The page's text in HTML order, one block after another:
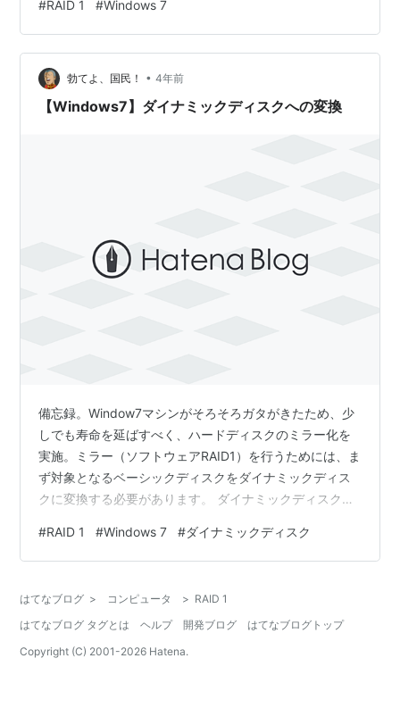
はベーシックディスク。ミラー元ディスクととミラー先
ディスクは、同メーカーで同容量のものを使用したほう
がいいです。 【Amazon.co.jp限定】Seagate
BarraCuda 3.5" 8TB 内蔵ハー…
#RAID 1 #Windows 7
勃てよ、国民！ • 4年前
【Windows7】ダイナミックディスクへの変換
備忘録。Window7マシンがそろそろガタがきたため、少
しでも寿命を延ばすべく、ハードディスクのミラー化を
実施。ミラー（ソフトウェアRAID1）を行うためには、ま
ず対象となるベーシックディスクをダイナミックディス
クに変換する必要があります。 ダイナミックディスクへ
を選択。 対象ディスクの中に論理ドライブがあり、5つ
以上のパーティションが存在する場合、5つ目以降のパー
ダイナミックディスクに変換すると論理ドライブは解除
され、プライマリパーティションに変換されます。 対象
ディスクを右クリックし、「…
#RAID 1 #Windows 7 #ダイナミックディスク
はてなブログ > コンピュータ > RAID 1
はてなブログ タグとは
ヘルプ 開発ブログ
はてなブログトップ
Copyright (C) 2001-2026 Hatena.